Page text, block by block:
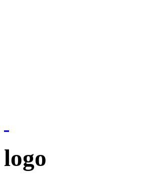
logo